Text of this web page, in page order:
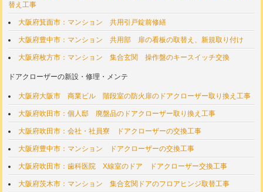
替え工事
大阪府箕面市：マンション 共用引戸錠前修繕
大阪府豊中市：マンション 共用部 扉の看板の取替え、新規取り付け
大阪府枚方市：マンション 集合玄関 操作盤のキースイッチ交換
ドアクローザーの新設・修理・メンテ
大阪府大阪市 商業ビル 階段室の防火扉のドアクローザー取り換え工事
大阪府吹田市：個人邸 廃盤品のドアクローザー取り換え工事
大阪府吹田市：会社・社員寮 ドアクローザーの交換工事
大阪府豊中市：マンション ドアクローザーの交換工事
大阪府吹田市：歯科医院 X線室のドア ドアクローザー交換工事
大阪府茨木市：マンション 集合玄関ドアのフロアヒンジ取替工事